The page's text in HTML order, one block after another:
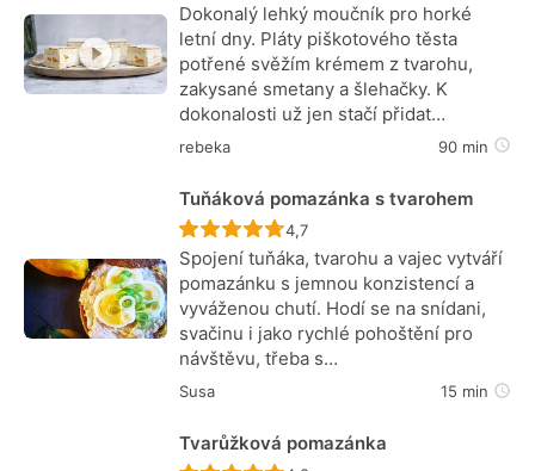
Dokonalý lehký moučník pro horké
letní dny. Pláty piškotového těsta
potřené svěžím krémem z tvarohu,
zakysané smetany a šlehačky. K
dokonalosti už jen stačí přidat…
rebeka 90 min
Tuňáková pomazánka s tvarohem
Recept ještě nebyl hodnocen
4,7
Spojení tuňáka, tvarohu a vajec vytváří
pomazánku s jemnou konzistencí a
vyváženou chutí. Hodí se na snídani,
svačinu i jako rychlé pohoštění pro
návštěvu, třeba s…
Susa 15 min
Tvarůžková pomazánka